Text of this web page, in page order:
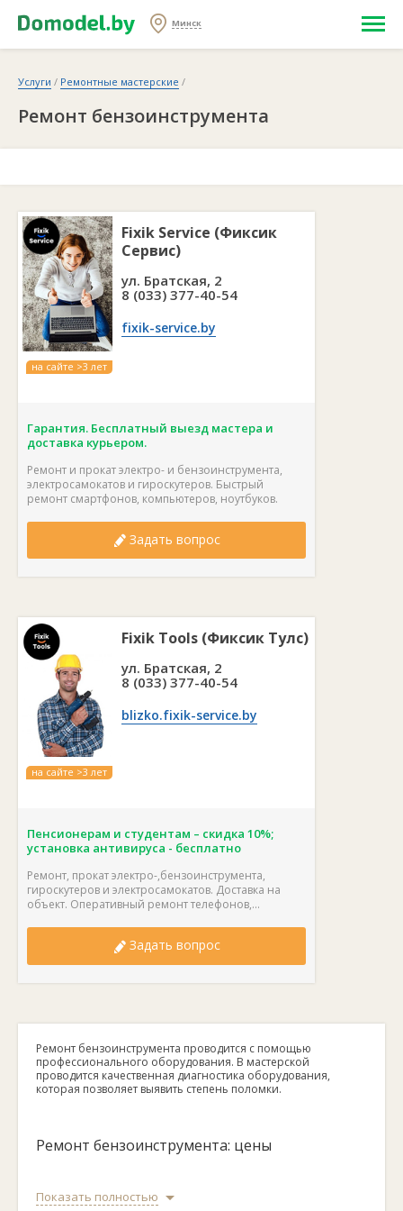
Минск
Услуги / Ремонтные мастерские /
Ремонт бензоинструмента
на сайте >3 лет
Fixik Service (Фиксик
Сервис)
ул. Братская, 2
8 (033) 377-40-54
fixik-service.by
Гарантия. Бесплатный выезд мастера и
доставка курьером.
Ремонт и прокат электро- и бензоинструмента,
электросамокатов и гироскутеров. Быстрый
ремонт смартфонов, компьютеров, ноутбуков.
Задать вопрос
на сайте >3 лет
Fixik Tools (Фиксик Тулс)
ул. Братская, 2
8 (033) 377-40-54
blizko.fixik-service.by
Пенсионерам и студентам – скидка 10%;
установка антивируса - бесплатно
Ремонт, прокат электро-,бензоинструмента,
гироскутеров и электросамокатов. Доставка на
объект. Оперативный ремонт телефонов,...
Задать вопрос
Ремонт бензоинструмента проводится с помощью
профессионального оборудования. В мастерской
проводится качественная диагностика оборудования,
которая позволяет выявить степень поломки.
Ремонт бензоинструмента: цены
Ищите мастерскую рядом с домом или офисом в каталоге
Показать полностью